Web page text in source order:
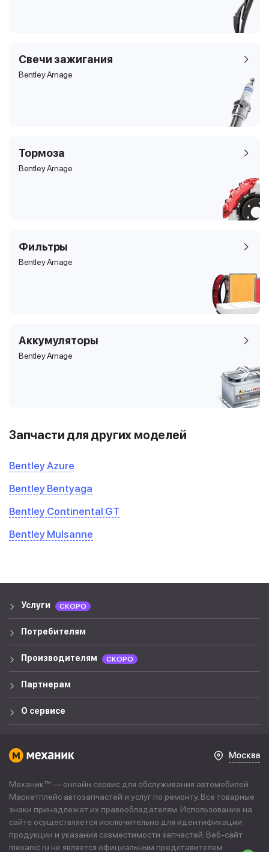
Свечи зажигания
Bentley Arnage
Тормоза
Bentley Arnage
Фильтры
Bentley Arnage
Аккумуляторы
Bentley Arnage
Запчасти для других моделей
Bentley Azure
Bentley Bentyaga
Bentley Continental GT
Bentley Mulsanne
Услуги СКОРО
Потребителям
Производителям СКОРО
Партнерам
О сервисе
Москва
Механик™ — онлайн сервис для обслуживания автомобилей.
Маркетплейс автозапчастей и услуг по ремонту. Все товарные
знаки принадлежат их правообладателям. Использование на
сайте осуществляется исключительно для идентификации
продукции и указания совместимости запчастей. Веб-сайт
mexanic.ru не является официальным представителем